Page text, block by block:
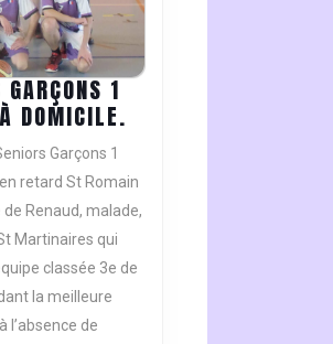
1
DOMICILE.
GARÇONS
1
S’IMPOSENT
DOMICILE.
Garçons 1
retard St Romain
de Renaud, malade,
Martinaires qui
classée 3e de
la meilleure
l’absence de